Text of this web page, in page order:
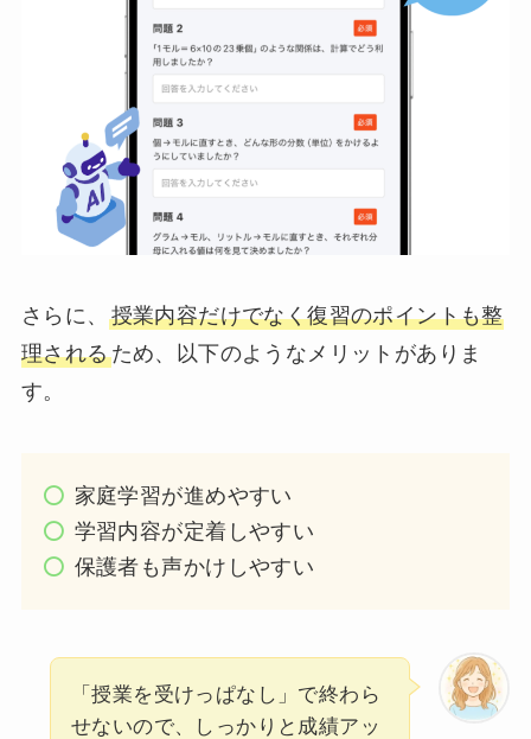
さらに、 授業内容だけでなく復習のポイントも整
理されるため、以下のようなメリットがありま
す。
家庭学習が進めやすい
学習内容が定着しやすい
保護者も声かけしやすい
「授業を受けっぱなし」で終わら
せないので、しっかりと成績アッ